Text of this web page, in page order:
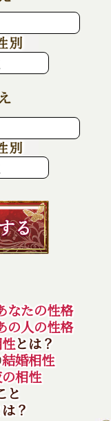
なたの性格
の人の性格
とは？
結婚相性
相性
と
？